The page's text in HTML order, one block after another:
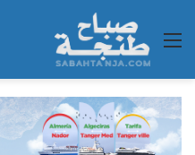
القائمة